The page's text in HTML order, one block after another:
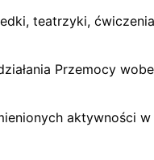
teatrzyki,
Przemocy
aktywności w